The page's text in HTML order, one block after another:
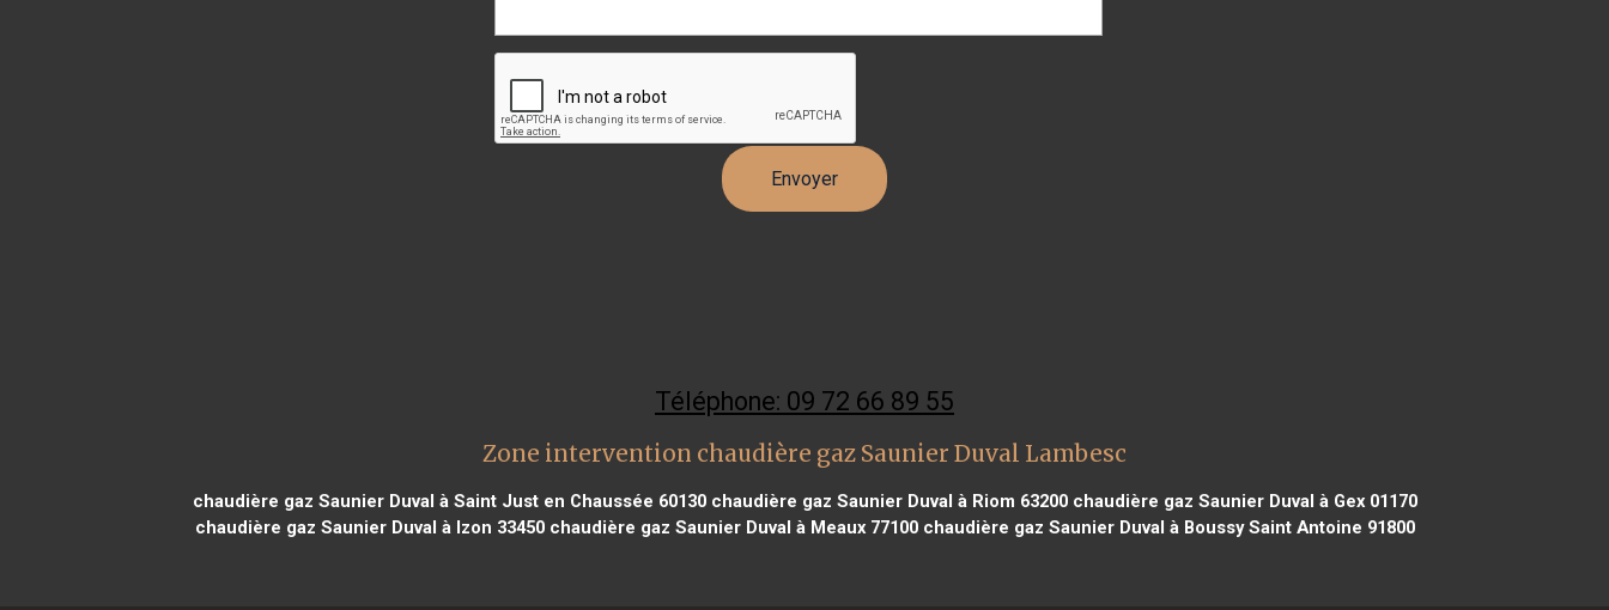
Téléphone: 09 72 66 89 55
Zone intervention chaudière gaz Saunier Duval Lambesc
chaudière gaz Saunier Duval à Saint Just en Chaussée 60130chaudière gaz Saunier Duval à Riom 63200chaudière gaz Saunier Duval à Gex 01170
chaudière gaz Saunier Duval à Izon 33450chaudière gaz Saunier Duval à Meaux 77100chaudière gaz Saunier Duval à Boussy Saint Antoine 91800